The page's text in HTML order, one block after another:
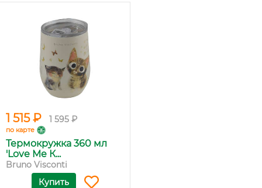
1 515 ₽ 1 595 ₽
по карте
Термокружка 360 мл
'Love Me К...
Bruno Visconti
Купить